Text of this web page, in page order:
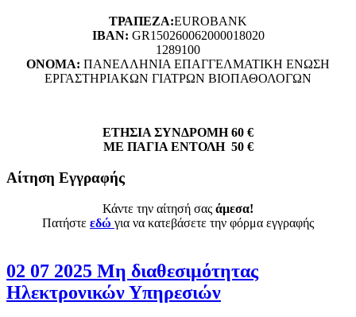
ΤΡΑΠΕΖΑ:EUROBANK
ΙΒΑΝ: GR150260062000018020
1289100
ΟΝΟΜΑ: ΠΑΝΕΛΛΗΝΙΑ ΕΠΑΓΓΕΛΜΑΤΙΚΗ ΕΝΩΣΗ
ΕΡΓΑΣΤΗΡΙΑΚΩΝ ΓΙΑΤΡΩΝ ΒΙΟΠΑΘΟΛΟΓΩΝ
ΕΤΗΣΙΑ ΣΥΝΔΡΟΜΗ 60 €
ΜΕ ΠΑΓΙΑ ΕΝΤΟΛΗ 50 €
Αίτηση Εγγραφής
Κάντε την αίτησή σας άμεσα!
Πατήστε εδώ για να κατεβάσετε την φόρμα εγγραφής
02 07 2025 Μη διαθεσιμότητας
Ηλεκτρονικών Υπηρεσιών